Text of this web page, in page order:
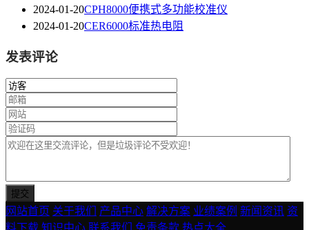
2024-01-20CPH8000便携式多功能校准仪
2024-01-20CER6000标准热电阻
发表评论
网站首页 关于我们 产品中心 解决方案 业绩案例 新闻资讯 资
料下载 知识中心 联系我们 免责条款 热点大全